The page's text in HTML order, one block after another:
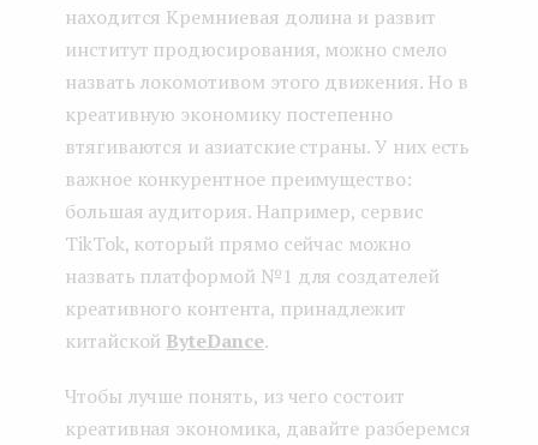
находится Кремниевая долина и развит
институт продюсирования, можно смело
назвать локомотивом этого движения. Но в
креативную экономику постепенно
втягиваются и азиатские страны. У них есть
важное конкурентное преимущество:
большая аудитория. Например, сервис
TikTok, который прямо сейчас можно
назвать платформой №1 для создателей
креативного контента, принадлежит
китайской ByteDance.
Чтобы лучше понять, из чего состоит
креативная экономика, давайте разберемся